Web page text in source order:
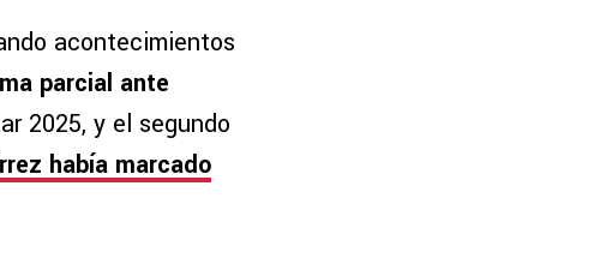
acontecimientos
parcial ante
2025, y el segundo
había marcado